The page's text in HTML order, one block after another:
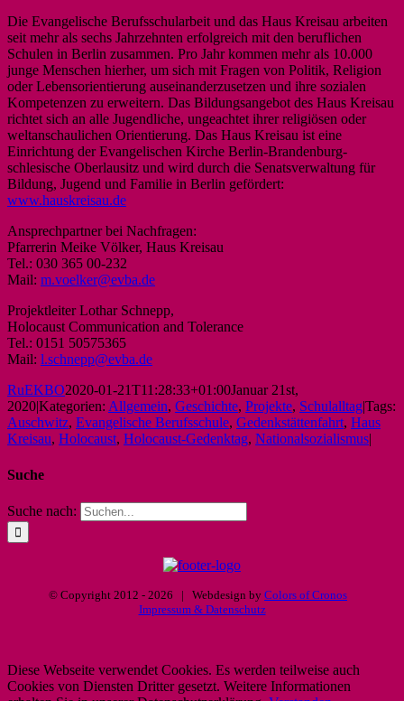
Die Evangelische Berufsschularbeit und das Haus Kreisau arbeiten
seit mehr als sechs Jahrzehnten erfolgreich mit den beruflichen
Schulen in Berlin zusammen. Pro Jahr kommen mehr als 10.000
junge Menschen hierher, um sich mit Fragen von Politik, Religion
oder Lebensorientierung auseinanderzusetzen und ihre sozialen
Kompetenzen zu erweitern. Das Bildungsangebot des Haus Kreisau
richtet sich an alle Jugendliche, ungeachtet ihrer religiösen oder
weltanschaulichen Orientierung. Das Haus Kreisau ist eine
Einrichtung der Evangelischen Kirche Berlin-Brandenburg-
schlesische Oberlausitz und wird durch die Senatsverwaltung für
Bildung, Jugend und Familie in Berlin gefördert:
www.hauskreisau.de
Ansprechpartner bei Nachfragen:
Pfarrerin Meike Völker, Haus Kreisau
Tel.: 030 365 00-232
Mail: m.voelker@evba.de
Projektleiter Lothar Schnepp,
Holocaust Communication and Tolerance
Tel.: 0151 50575365
Mail: l.schnepp@evba.de
RuEKBO2020-01-21T11:28:33+01:00Januar 21st,
2020|Kategorien: Allgemein, Geschichte, Projekte, Schulalltag|Tags:
Auschwitz, Evangelische Berufsschule, Gedenkstättenfahrt, Haus
Kreisau, Holocaust, Holocaust-Gedenktag, Nationalsozialismus|
Suche
Suche nach:
© Copyright 2012 - 2026 | Webdesign by Colors of Cronos
Impressum & Datenschutz
Diese Webseite verwendet Cookies. Es werden teilweise auch
Cookies von Diensten Dritter gesetzt. Weitere Informationen